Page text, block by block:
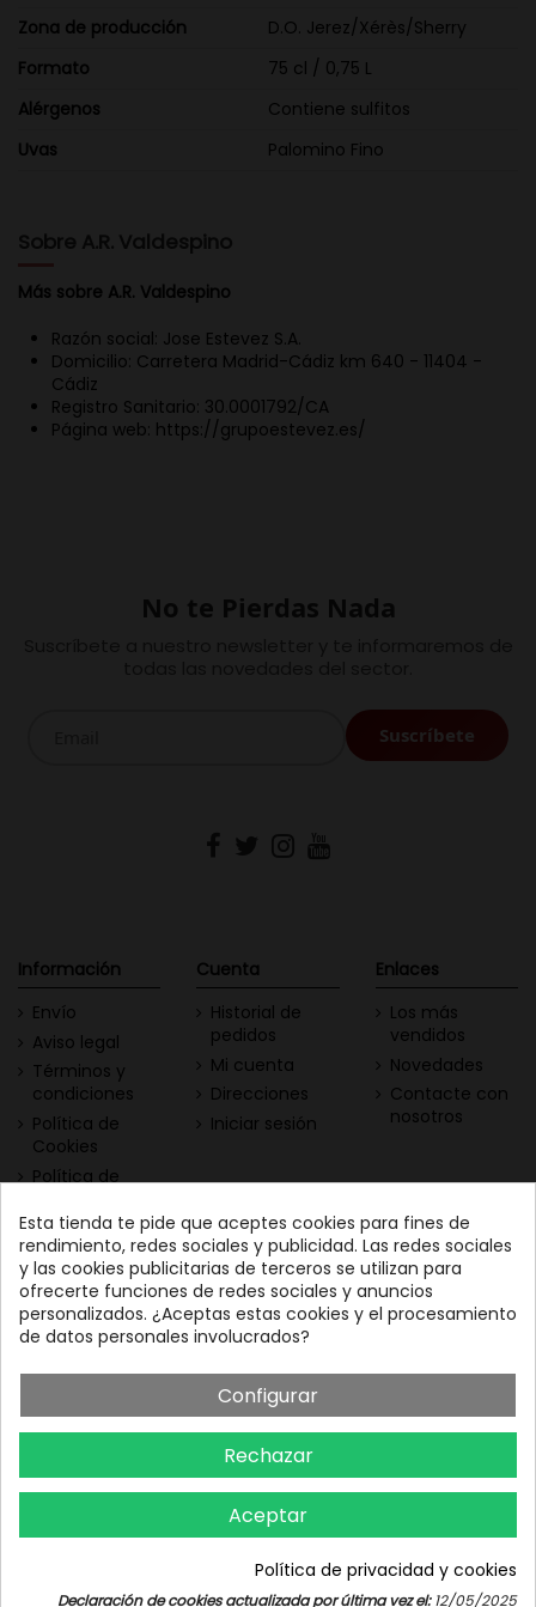
Zona de producción
D.O. Jerez/Xérès/Sherry
Formato
75 cl / 0,75 L
Alérgenos
Contiene sulfitos
Uvas
Palomino Fino
Sobre A.R. Valdespino
Más sobre A.R. Valdespino
Razón social: Jose Estevez S.A.
Domicilio: Carretera Madrid-Cádiz km 640 - 11404 -
Cádiz
Registro Sanitario: 30.0001792/CA
Página web: https://grupoestevez.es/
No te Pierdas Nada
Información
Envío
Aviso legal
Términos y
condiciones
Política de
Cookies
Política de
Cuenta
Historial de
pedidos
Mi cuenta
Direcciones
Iniciar sesión
Enlaces
Los más
vendidos
Novedades
Contacte con
nosotros
Contacta con nosotros
Nuestras Vinotecas:
Vinofilos Triana: Viera y
Clavijo, 23 - Gran Canaria
Vinófilos Santa Cruz: Adán
Martín Menis, 5 - Tenerife
Descarga nuestra App
Todo el vino a tu
alcance
Iniciar chat
Esta tienda te pide que aceptes cookies para fines de
rendimiento, redes sociales y publicidad. Las redes sociales
y las cookies publicitarias de terceros se utilizan para
ofrecerte funciones de redes sociales y anuncios
personalizados. ¿Aceptas estas cookies y el procesamiento
de datos personales involucrados?
Configurar
Rechazar
Aceptar
Política de privacidad y cookies
Declaración de cookies actualizada por última vez el:12/05/2025